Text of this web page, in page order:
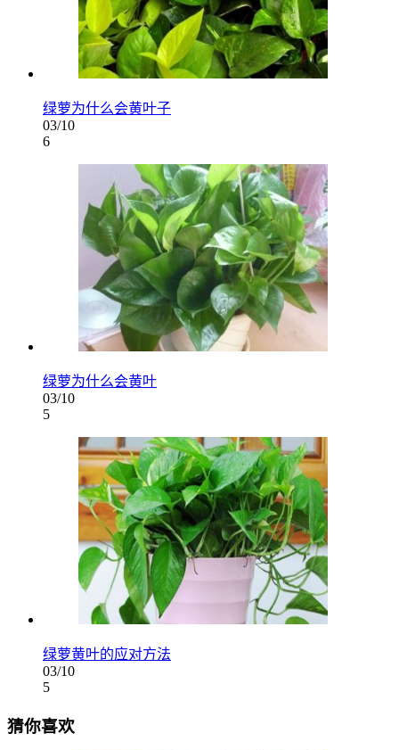
绿萝为什么会黄叶子
03/10
6
绿萝为什么会黄叶
03/10
5
绿萝黄叶的应对方法
03/10
5
猜你喜欢